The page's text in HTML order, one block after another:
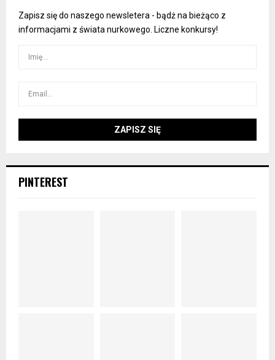
Zapisz się do naszego newsletera - bądż na bieżąco z
informacjami z świata nurkowego. Liczne konkursy!
PINTEREST